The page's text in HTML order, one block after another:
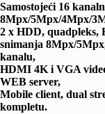
Samostojeći 16
8Mpx/5Mpx/4Mpx/
2 x HDD, quadpleks,
snimanja 8Mpx/
kanalu,
HDMI 4K i VGA
WEB server,
Mobile client, dual
kompletu.